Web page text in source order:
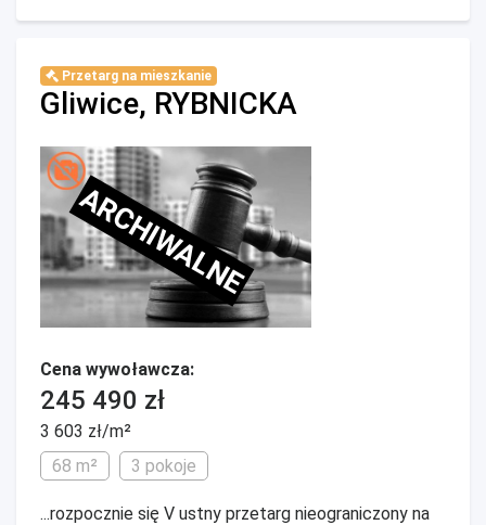
Przetarg na mieszkanie
Gliwice, RYBNICKA
ARCHIWALNE
Cena wywoławcza:
245 490 zł
3 603 zł/m²
68 m²
3 pokoje
...rozpocznie się V ustny przetarg nieograniczony na